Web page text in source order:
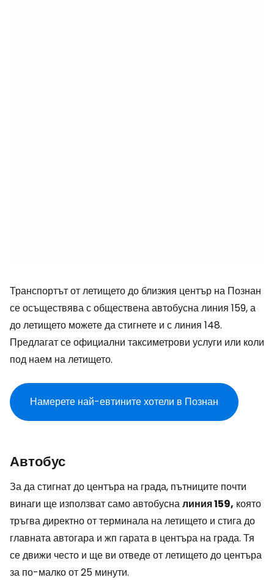
Транспортът от летището до близкия център на Познан
се осъществява с обществена автобусна линия 159, а
до летището можете да стигнете и с линия 148.
Предлагат се официални таксиметрови услуги или коли
под наем на летището.
Намерете най-евтините хотели в Познан
Автобус
За да стигнат до центъра на града, пътниците почти
винаги ще използват само автобусналиния 159, която
тръгва директно от терминала на летището и стига до
главната автогара и жп гарата в центъра на града. Тя
се движи често и ще ви отведе от летището до центъра
за по-малко от 25 минути.